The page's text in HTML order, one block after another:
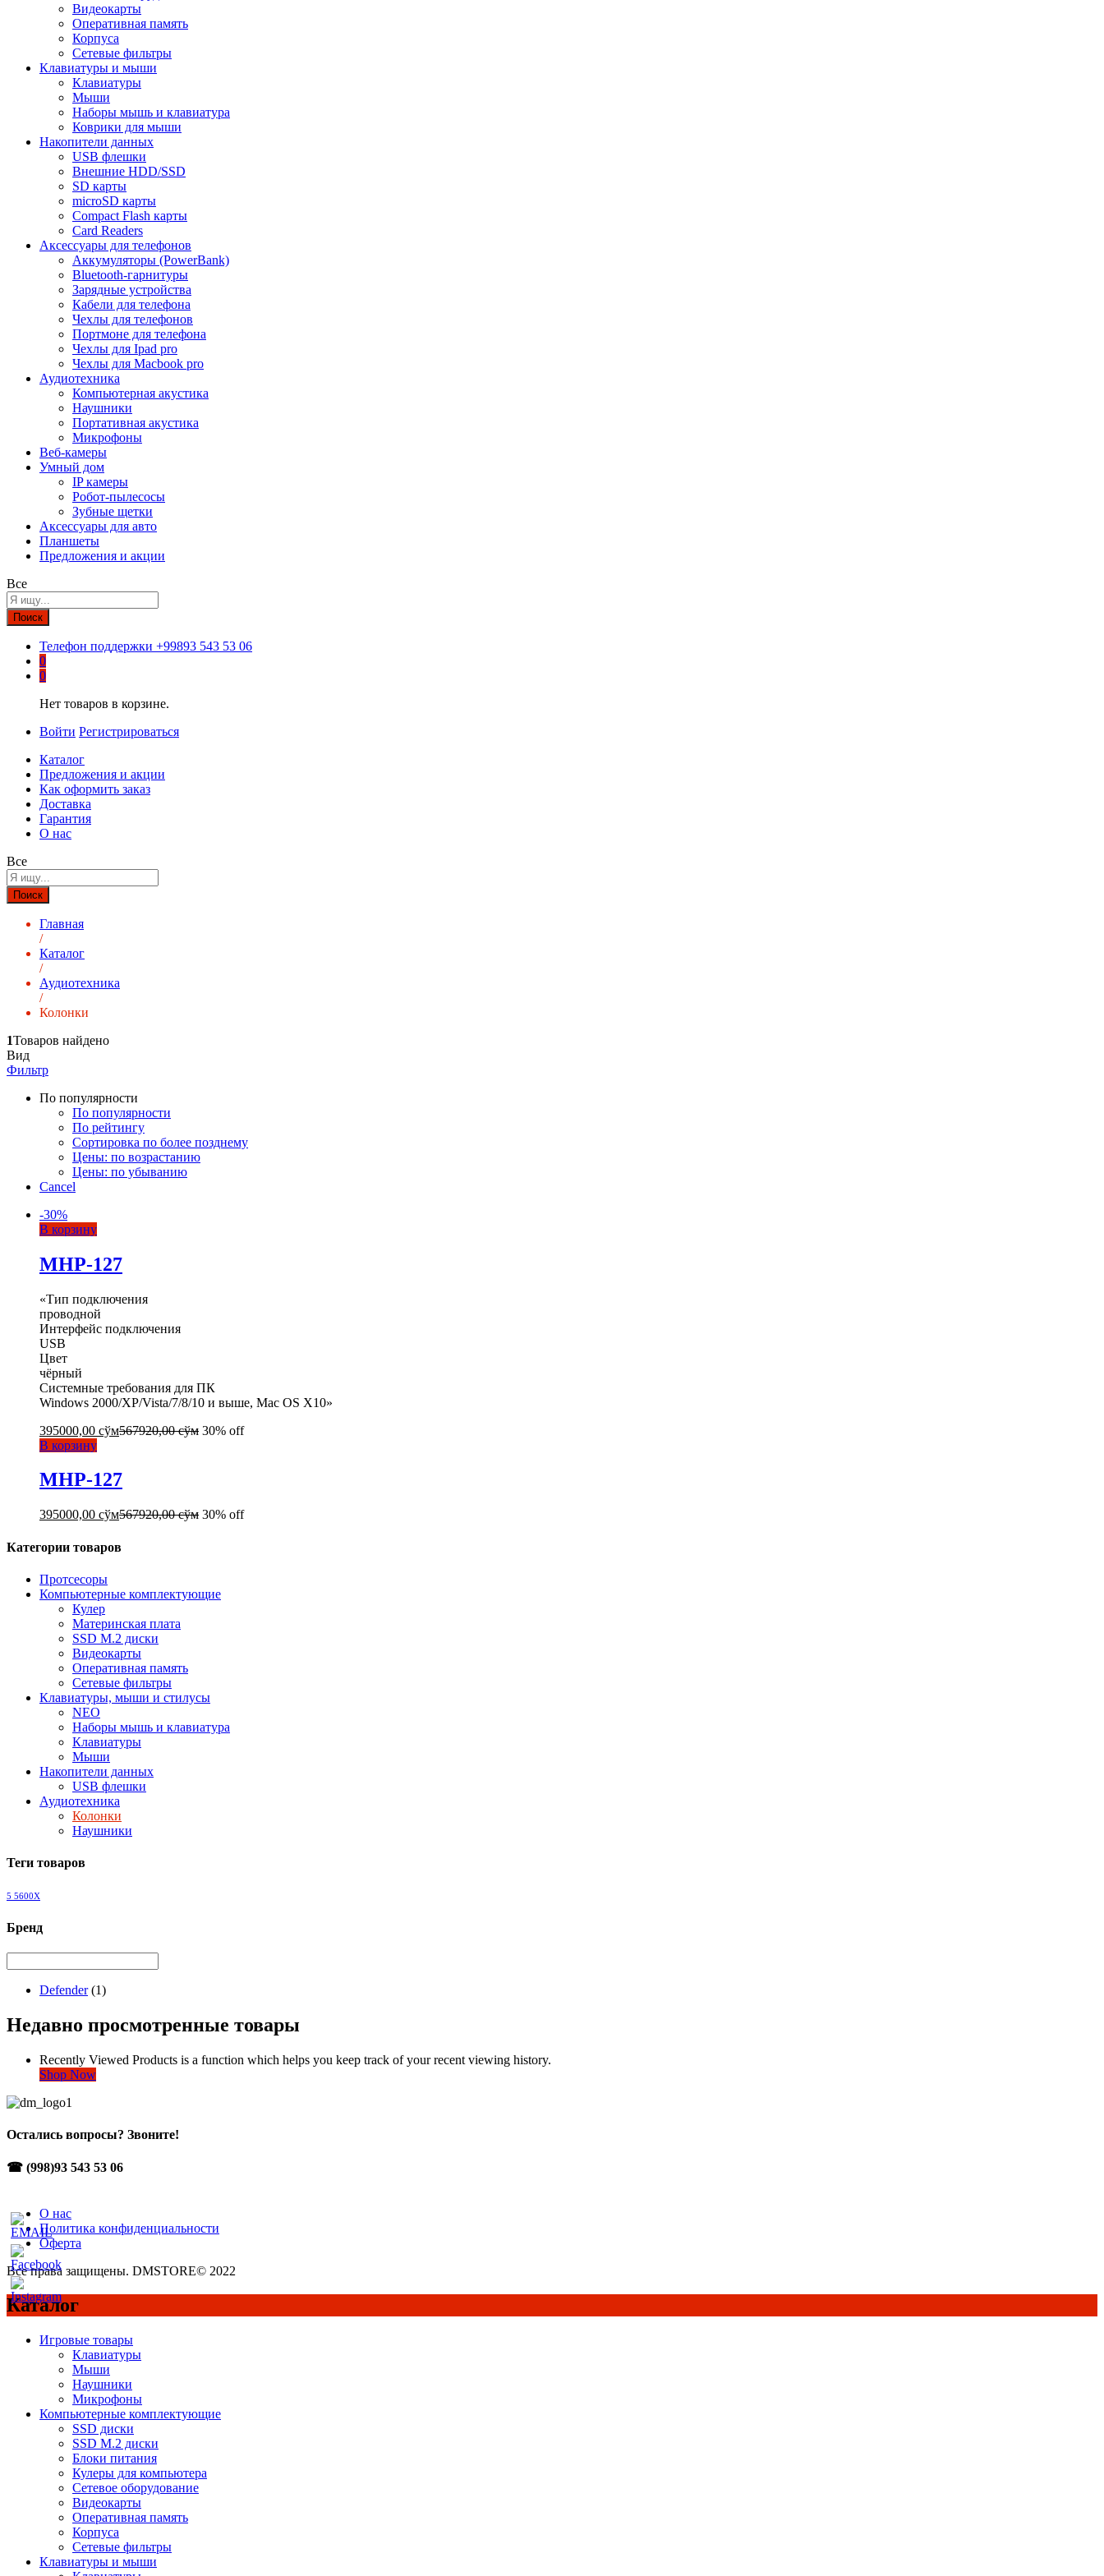
Видеокарты
Оперативная память
Корпуса
Сетевые фильтры
Клавиатуры и мыши
Клавиатуры
Мыши
Наборы мышь и клавиатура
Коврики для мыши
Накопители данных
USB флешки
Внешние HDD/SSD
SD карты
microSD карты
Compact Flash карты
Card Readers
Аксессуары для телефонов
Аккумуляторы (PowerBank)
Bluetooth-гарнитуры
Зарядные устройства
Кабели для телефона
Чехлы для телефонов
Портмоне для телефона
Чехлы для Ipad pro
Чехлы для Macbook pro
Аудиотехника
Компьютерная акустика
Наушники
Портативная акустика
Микрофоны
Веб-камеры
Умный дом
IP камеры
Робот-пылесосы
Зубные щетки
Аксессуары для авто
Планшеты
Предложения и акции
Все
Поиск
Телефон поддержки +99893 543 53 06
0
0
Нет товаров в корзине.
Войти Регистрироваться
Каталог
Предложения и акции
Как оформить заказ
Доставка
Гарантия
О нас
Все
Поиск
Главная
/
Каталог
/
Аудиотехника
/
Колонки
1Товаров найдено
Вид
Фильтр
По популярности
По популярности
По рейтингу
Сортировка по более позднему
Цены: по возрастанию
Цены: по убыванию
Cancel
-30%
В корзину
MHP-127
«Тип подключения
проводной
Интерфейс подключения
USB
Цвет
чёрный
Системные требования для ПК
Windows 2000/XP/Vista/7/8/10 и выше, Mac OS X10»
395000,00 сўм567920,00сўм 30% off
В корзину
MHP-127
395000,00 сўм567920,00сўм 30% off
Категории товаров
Протсесоры
Компьютерные комплектующие
Кулер
Материнская плата
SSD M.2 диски
Видеокарты
Оперативная память
Сетевые фильтры
Клавиатуры, мыши и стилусы
NEO
Наборы мышь и клавиатура
Клавиатуры
Мыши
Накопители данных
USB флешки
Аудиотехника
Колонки
Наушники
Теги товаров
5 5600X
Бренд
Defender (1)
Недавно просмотренные товары
Recently Viewed Products is a function which helps you keep track of your recent viewing history.
Shop Now
Остались вопросы? Звоните!
☎ (998)93 543 53 06
О нас
Политика конфиденциальности
Оферта
Все права защищены. DMSTORE© 2022
Каталог
Игровые товары
Клавиатуры
Мыши
Наушники
Микрофоны
Компьютерные комплектующие
SSD диски
SSD M.2 диски
Блоки питания
Кулеры для компьютера
Сетевое оборудование
Видеокарты
Оперативная память
Корпуса
Сетевые фильтры
Клавиатуры и мыши